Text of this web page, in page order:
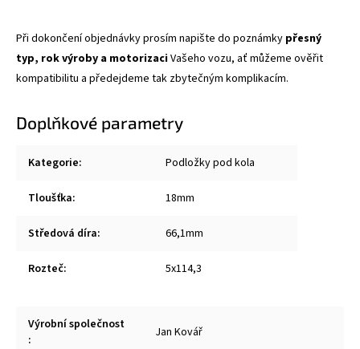
Při dokončení objednávky prosím napište do poznámky přesný
typ, rok výroby a motorizaciVašeho vozu, ať můžeme ověřit
kompatibilitu a předejdeme tak zbytečným komplikacím.
Doplňkové parametry
Kategorie: Podložky pod kola
Tloušťka: 18mm
Středová díra: 66,1mm
Rozteč: 5x114,3
Výrobní společnost
:
Jan Kovář